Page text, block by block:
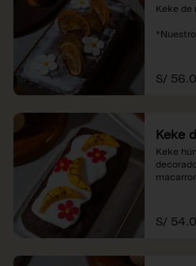
Keke de
S/
Keke
Keke
soles e
recargo
S/